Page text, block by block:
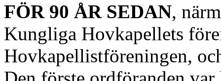
FÖR 90 ÅR SEDAN,
Kungliga Hovkapellets
Hovkapellistföreningen,